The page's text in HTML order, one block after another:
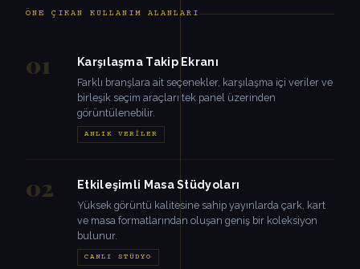
ÖNE ÇIKAN KULLANIM ALANLARI
01 Karşılaşma Takip Ekranı
Farklı branşlara ait seçenekler, karşılaşma içi veriler ve
birleşik seçim araçları tek panel üzerinden
görüntülenebilir.
ANLIK VERILER
02 Etkileşimli Masa Stüdyoları
Yüksek görüntü kalitesine sahip yayınlarda çark, kart
ve masa formatlarından oluşan geniş bir koleksiyon
bulunur.
CANLI STÜDYO